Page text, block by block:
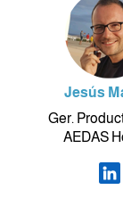
Jesús
Ger.
AEDAS